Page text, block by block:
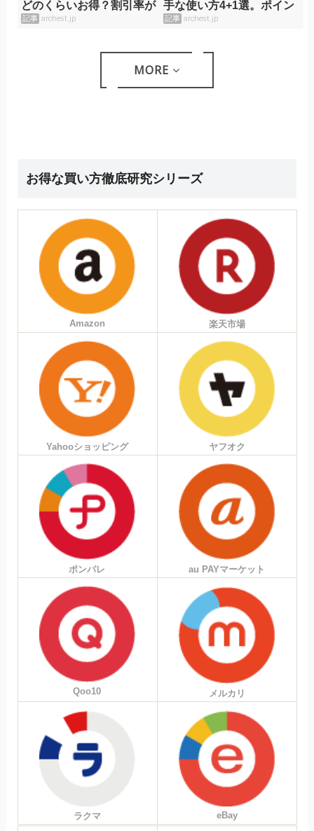
どのくらいお得？割引率が
すごすぎる
記事 archest.jp
手な使い方4+1選。ポイン
トの貯め方や注意点も。
記事 archest.jp
MORE
お得な買い方徹底研究シリーズ
Amazon 楽天市場
Yahooショッピング ヤフオク
ポンパレ au PAYマーケット
Qoo10 メルカリ
ラクマ eBay